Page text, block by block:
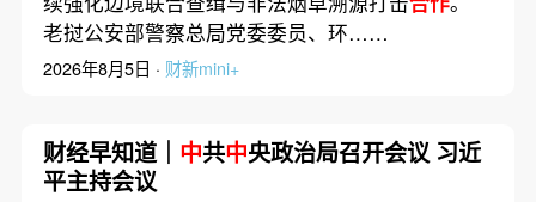
老挝公安部警察总局党委委员、环……
2026年8月5日 · 财新mini+
财经早知道｜ 中共中央政治局召开会议 习近
平主持会议